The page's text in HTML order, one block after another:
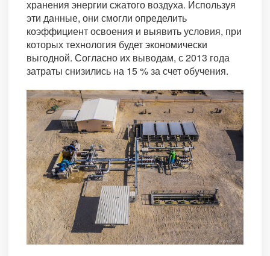
хранения энергии сжатого воздуха. Используя
эти данные, они смогли определить
коэффициент освоения и выявить условия, при
которых технология будет экономически
выгодной. Согласно их выводам, с 2013 года
затраты снизились на 15 % за счет обучения.